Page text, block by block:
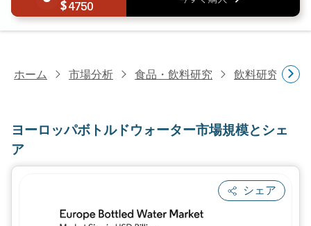
4750
ホーム 市場分析 食品・飲料研究 飲料研究
ヨーロッパボトルドウォーター市場規模とシェ
ア
シェア